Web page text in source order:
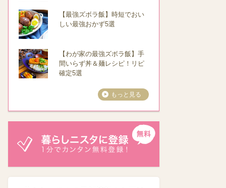
【最強ズボラ飯】時短でおい
しい最強おかず5選
【わが家の最強ズボラ飯】手
間いらず丼＆麺レシピ！リピ
確定5選
もっと見る